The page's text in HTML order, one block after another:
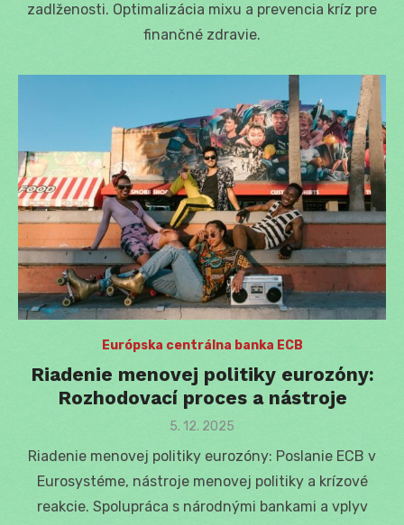
zadlženosti. Optimalizácia mixu a prevencia kríz pre
finančné zdravie.
Európska centrálna banka ECB
Riadenie menovej politiky eurozóny:
Rozhodovací proces a nástroje
Posted
5. 12. 2025
Riadenie menovej politiky eurozóny: Poslanie ECB v
Eurosystéme, nástroje menovej politiky a krízové
reakcie. Spolupráca s národnými bankami a vplyv